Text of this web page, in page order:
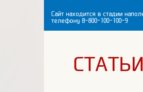
Сайт находится в стадии
телефону 8-800-100-100-9
СТАТЬИ